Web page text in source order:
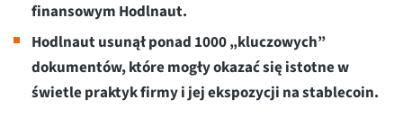
finansowym Hodlnaut.
Hodlnaut usunął ponad 1000 „kluczowych”
dokumentów, które mogły okazać się istotne w
świetle praktyk firmy i jej ekspozycji na stablecoin.